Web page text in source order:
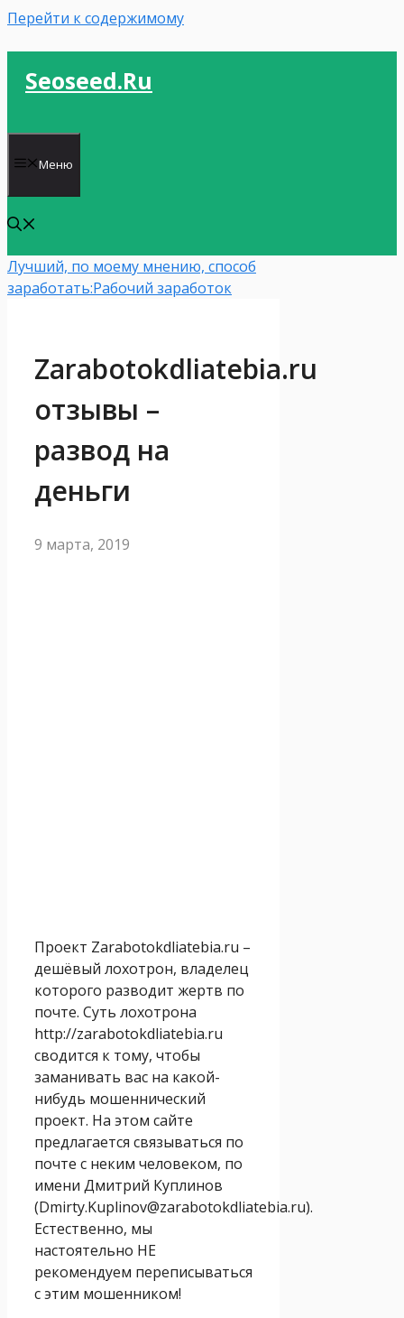
Перейти к содержимому
Seoseed.ru
Меню
Лучший, по моему мнению, способ
заработать:Рабочий заработок
Zarabotokdliatebia.ru
отзывы –
развод на
деньги
9 марта, 2019
Проект Zarabotokdliatebia.ru –
дешёвый лохотрон, владелец
которого разводит жертв по
почте. Суть лохотрона
http://zarabotokdliatebia.ru
сводится к тому, чтобы
заманивать вас на какой-
нибудь мошеннический
проект. На этом сайте
предлагается связываться по
почте с неким человеком, по
имени Дмитрий Куплинов
(Dmirty.Kuplinov@zarabotokdliatebia.ru).
Естественно, мы
настоятельно НЕ
рекомендуем переписываться
с этим мошенником!